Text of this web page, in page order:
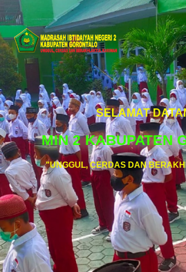
SELAMAT
MIN 2 KABUPATEN
"UNGGUL, CERDAS DAN